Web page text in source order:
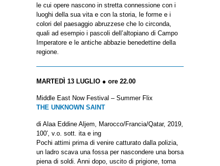
le cui opere nascono in stretta connessione con i
luoghi della sua vita e con la storia, le forme e i
colori del paesaggio abruzzese che lo circonda,
quali ad esempio i pascoli dell’altopiano di Campo
Imperatore e le antiche abbazie benedettine della
regione.
MARTEDÌ 13 LUGLIO ● ore 22.00
Middle East Now Festival – Summer Flix
THE UNKNOWN SAINT
di Alaa Eddine Aljem, Marocco/Francia/Qatar, 2019,
100′, v.o. sott. ita e ing
Pochi attimi prima di venire catturato dalla polizia,
un ladro scava una fossa per nascondere una borsa
piena di soldi. Anni dopo, uscito di prigione, torna